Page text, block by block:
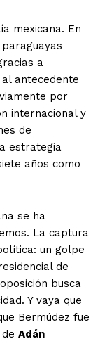
mexicana. En
a
antecedente
por
internacional y
de
estrategia
años como
se ha
La captura
un golpe
de
busca
Y vaya que
Bermúdez fue
Adán